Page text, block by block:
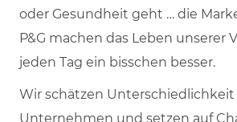
oder Gesundheit geht … die
P&G machen das Leben unserer
jeden Tag ein bisschen besser.
Wir schätzen
Unternehmen und setzen auf